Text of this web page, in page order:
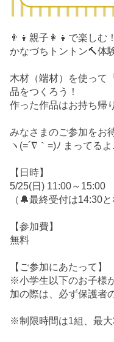
👨‍👦親子👩‍👧で楽しむ！
かなづちトントン🔨体
木材（端材）を使って
品をつくろう！
作った作品はお持ち帰
みなさまのご参加をお
ヽ(=´∇｀=)ﾉ まってるよ
【日時】
5/25(日) 11:00～15:00
（🔔最終受付は14:30と
【参加費】
無料
【ご参加にあたって】
※小学生以下のお子様
加の際は、必ず保護者
※制限時間は1組、最大